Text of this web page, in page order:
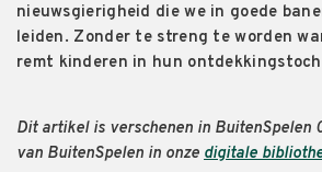
nieuwsgierigheid die we in goede
leiden. Zonder te streng teworden
remt kinderen in hun
Dit artikel is verschenen in BuitenSpelen
van BuitenSpelen in onze digitale